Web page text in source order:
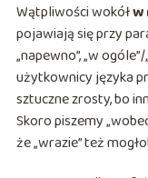
Wątpliwości wokółw
pojawiają się przy
„napewno”, „w
użytkownicy języka
sztuczne zrosty, bo
Skoro piszemy
że „wrazie” też